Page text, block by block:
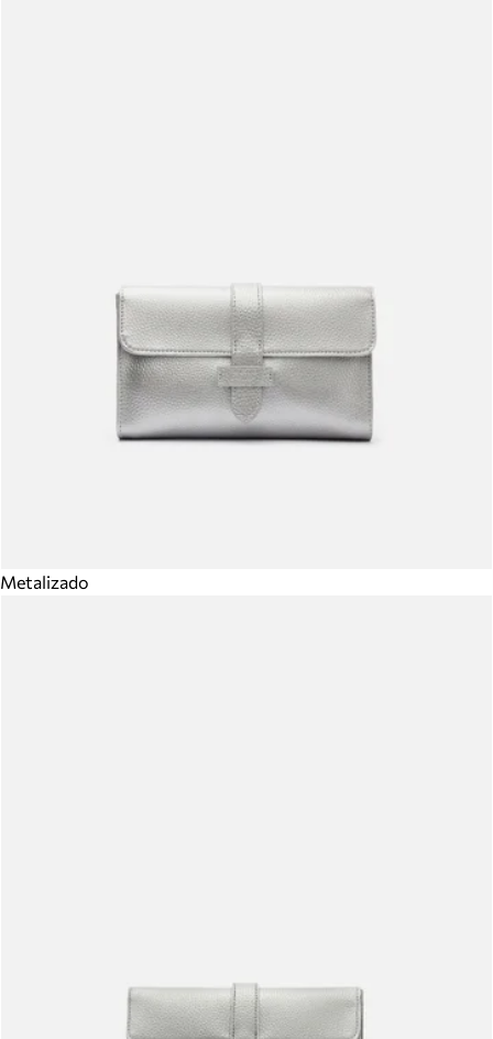
Metalizado